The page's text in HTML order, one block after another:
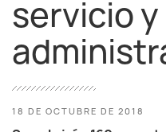
servicio y
18 DE OCTUBRE DE 2018